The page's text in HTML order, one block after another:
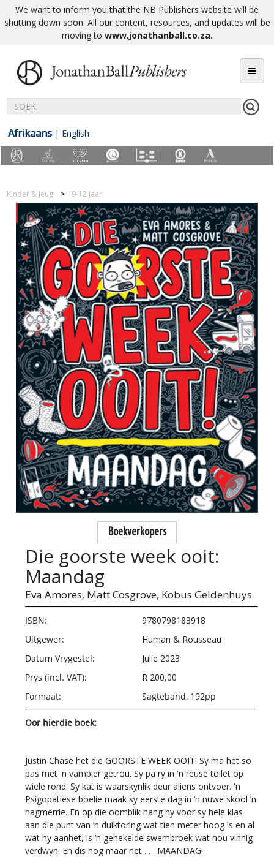
We want to inform you that the NB Publishers website will be
shutting down soon. All our content, resources, and updates will be
moving to www.jonathanball.co.za.
Afrikaans | English
Kinder & jeug 9-12 jaar
Boekverkopers
Die goorste week ooit:
Maandag
Eva Amores, Matt Cosgrove, Kobus Geldenhuys
ISBN:
9780798183918
Uitgewer:
Human & Rousseau
Datum Vrygestel:
Julie 2023
Prys (incl. VAT):
R 200,00
Formaat:
Sagteband, 192pp
Oor hierdie boek:
Justin Chase het die GOORSTE WEEK OOIT! Sy ma het so
pas met 'n vampier getrou. Sy pa ry in 'n reuse toilet op
wiele rond. Sy kat is waarskynlik deur aliens ontvoer. 'n
Psigopatiese boelie maak sy eerste dag in ’n nuwe skool ’n
nagmerrie. En op die oomblik hang hy voor sy hele klas
aan die punt van ’n duiktoring wat tien meter hoog is en al
wat hy aanhet, is ’n gehekelde swembroek wat nou vinnig
verdwyn. En dis nog maar net . . . MAANDAG!